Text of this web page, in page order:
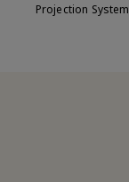
Projection System